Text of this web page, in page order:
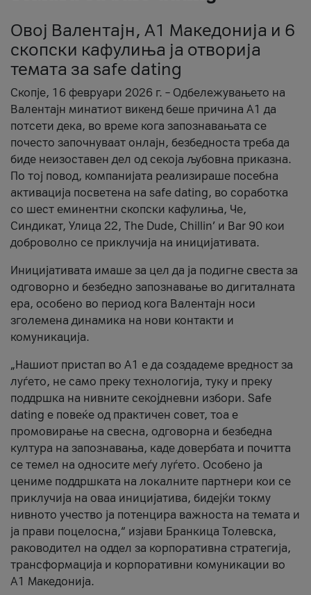
Овој Валентајн, A1 Македонија и 6
скопски кафулиња ја отворија
темата за safe dating
Скопје, 16 февруари 2026 г. – Одбележувањето на
Валентајн минатиот викенд беше причина А1 да
потсети дека, во време кога запознавањата се
почесто започнуваат онлајн, безбедноста треба да
биде неизоставен дел од секоја љубовна приказна.
По тој повод, компанијата реализираше посебна
активација посветена на safe dating, во соработка
со шест еминентни скопски кафулиња, Че,
Синдикат, Улица 22, The Dude, Chillin’ и Bar 90 кои
доброволно се приклучија на иницијативата.
Иницијативата имаше за цел да ја подигне свеста за
одговорно и безбедно запознавање во дигиталната
ера, особено во период кога Валентајн носи
зголемена динамика на нови контакти и
комуникација.
„Нашиот пристап во А1 е да создадеме вредност за
луѓето, не само преку технологија, туку и преку
поддршка на нивните секојдневни избори. Safe
dating е повеќе од практичен совет, тоа е
промовирање на свесна, одговорна и безбедна
култура на запознавања, каде довербата и почитта
се темел на односите меѓу луѓето. Особено ја
цениме поддршката на локалните партнери кои се
приклучија на оваа иницијатива, бидејќи токму
нивното учество ја потенцира важноста на темата и
ја прави поцелосна,“ изјави Бранкица Толевска,
раководител на оддел за корпоративна стратегија,
трансформација и корпоративни комуникации во
А1 Македонија.